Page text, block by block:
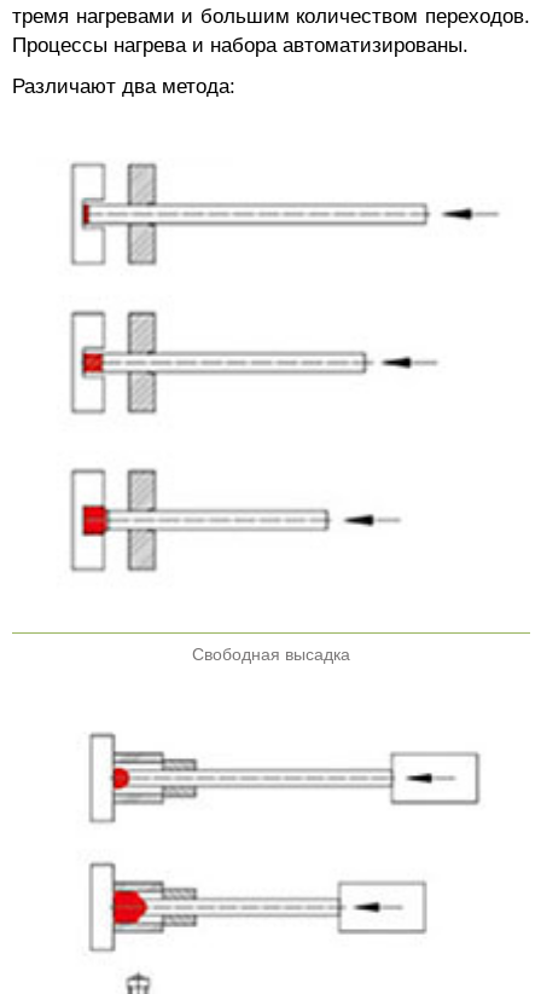
тремя нагревами и большим количеством переходов.
Процессы нагрева и набора автоматизированы.
Различают два метода:
Свободная высадка